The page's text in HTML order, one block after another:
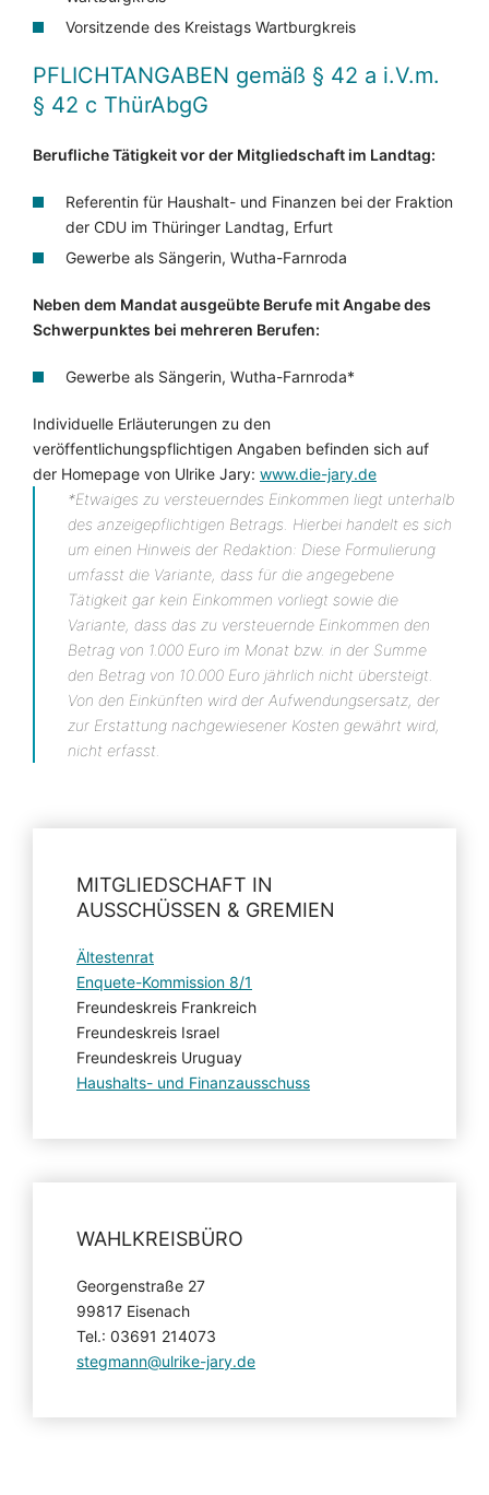
Vorsitzende des Kreistags Wartburgkreis
PFLICHTANGABEN gemäß § 42 a i.V.m.
§ 42 c ThürAbgG
Berufliche Tätigkeit vor der Mitgliedschaft im Landtag:
Referentin für Haushalt- und Finanzen bei der Fraktion
der CDU im Thüringer Landtag, Erfurt
Gewerbe als Sängerin, Wutha-Farnroda
Neben dem Mandat ausgeübte Berufe mit Angabe des
Schwerpunktes bei mehreren Berufen:
Gewerbe als Sängerin, Wutha-Farnroda*
Individuelle Erläuterungen zu den
veröffentlichungspflichtigen Angaben befinden sich auf
der Homepage von Ulrike Jary: www.die-jary.de
*Etwaiges zu versteuerndes Einkommen liegt unterhalb
des anzeigepflichtigen Betrags. Hierbei handelt es sich
um einen Hinweis der Redaktion: Diese Formulierung
umfasst die Variante, dass für die angegebene
Tätigkeit gar kein Einkommen vorliegt sowie die
Variante, dass das zu versteuernde Einkommen den
Betrag von 1.000 Euro im Monat bzw. in der Summe
den Betrag von 10.000 Euro jährlich nicht übersteigt.
Von den Einkünften wird der Aufwendungsersatz, der
zur Erstattung nachgewiesener Kosten gewährt wird,
nicht erfasst.
MITGLIEDSCHAFT IN
AUSSCHÜSSEN & GREMIEN
Ältestenrat
Enquete-Kommission 8/1
Freundeskreis Frankreich
Freundeskreis Israel
Freundeskreis Uruguay
Haushalts- und Finanzausschuss
WAHLKREISBÜRO
Georgenstraße 27
99817 Eisenach
Tel.: 03691 214073
stegmann@ulrike-jary.de